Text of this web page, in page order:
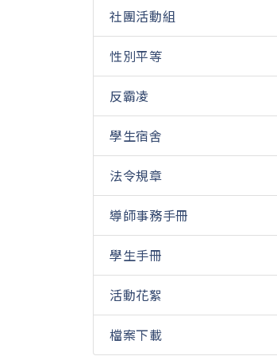
社團活動組
性別平等
反霸凌
學生宿舍
法令規章
導師事務手冊
學生手冊
活動花絮
檔案下載